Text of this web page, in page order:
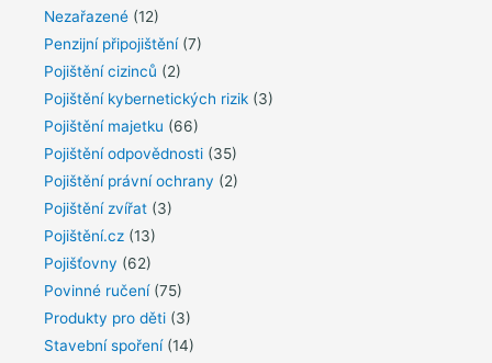
Nezařazené (12)
Penzijní připojištění(7)
Pojištění cizinců (2)
Pojištění kybernetických rizik (3)
Pojištění majetku (66)
Pojištění odpovědnosti (35)
Pojištění právní ochrany (2)
Pojištění zvířat (3)
Pojištění.cz (13)
Pojišťovny (62)
Povinné ručení(75)
Produkty pro děti (3)
Stavební spoření(14)